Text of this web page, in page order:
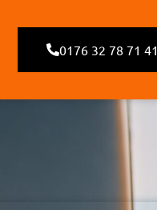
0176 32 78 71 41